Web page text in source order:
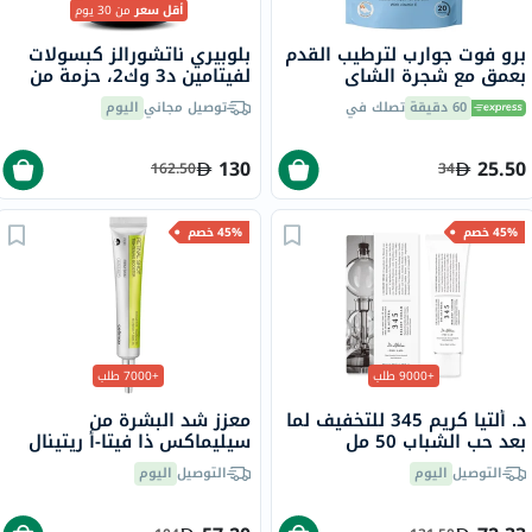
برو فوت جوارب لترطيب القدم
بعمق مع شجرة الشاي
وفيتامين E لإصلاح البشرة
الجافة،حزمه من زوج واحد
60 دقيقة تصلك في
25.50
34
أقل سعرمن 30 يوم
بلوبيري ناتشورالز كبسولات
لفيتامين د3 وك2، حزمة من
60توصيل مجاني اليوم
130
162.50
45% خصم
+9000 طلب
د. ألتيا كريم 345 للتخفيف لما
بعد حب الشباب 50 مل
التوصيل اليوم
45% خصم
+7000 طلب
معزز شد البشرة من
سيليماكس ذا فيتا-أ ريتينال
شوت، 15 مل
التوصيل اليوم